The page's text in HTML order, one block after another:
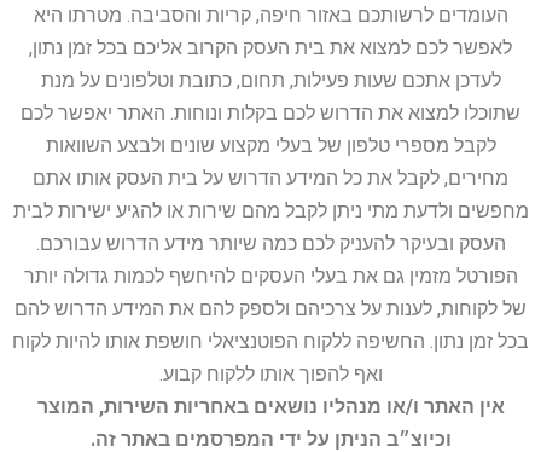
העומדים לרשותכם באזור חיפה, קריות והסביבה. מטרתו היא
לאפשר לכם למצוא את בית העסק הקרוב אליכם בכל זמן נתון,
לעדכן אתכם שעות פעילות, תחום, כתובת וטלפונים על מנת
שתוכלו למצוא את הדרוש לכם בקלות ונוחות. האתר יאפשר לכם
לקבל מספרי טלפון של בעלי מקצוע שונים ולבצע השוואות
מחירים, לקבל את כל המידע הדרוש על בית העסק אותו אתם
מחפשים ולדעת מתי ניתן לקבל מהם שירות או להגיע ישירות לבית
העסק ובעיקר להעניק לכם כמה שיותר מידע הדרוש עבורכם.
הפורטל מזמין גם את בעלי העסקים להיחשף לכמות גדולה יותר
של לקוחות, לענות על צרכיהם ולספק להם את המידע הדרוש להם
בכל זמן נתון. החשיפה ללקוח הפוטנציאלי חושפת אותו להיות לקוח
ואף להפוך אותו ללקוח קבוע.
אין האתר ו/או מנהליו נושאים באחריות השירות, המוצר
וכיוצ״ב הניתן על ידי המפרסמים באתר זה.